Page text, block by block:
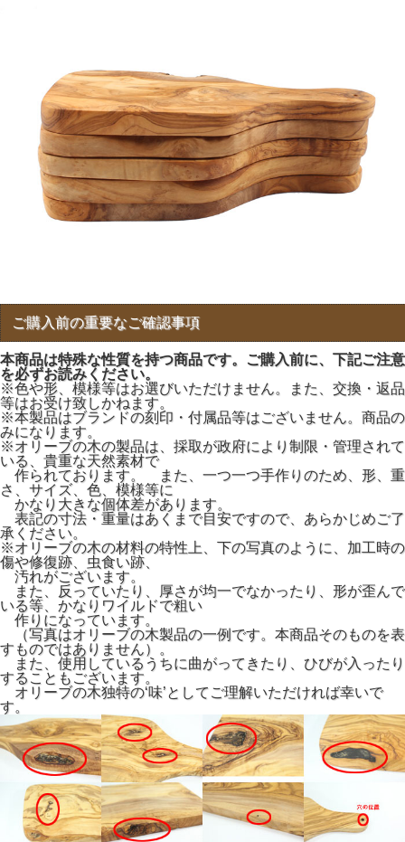
ご購入前の重要なご確認事項
本商品は特殊な性質を持つ商品です。ご購入前に、下記ご注意
を必ずお読みください。
※色や形、模様等はお選びいただけません。また、交換・返品
等はお受け致しかねます。
※本製品はブランドの刻印・付属品等はございません。商品の
みになります。
※オリーブの木の製品は、採取が政府により制限・管理されて
いる、貴重な天然素材で
作られております。 また、一つ一つ手作りのため、形、重
さ、サイズ、色、模様等に
かなり大きな個体差があります。
表記の寸法・重量はあくまで目安ですので、あらかじめご了
承ください。
※オリーブの木の材料の特性上、下の写真のように、加工時の
傷や修復跡、虫食い跡、
汚れがございます。
また、反っていたり、厚さが均一でなかったり、形が歪んで
いる等、かなりワイルドで粗い
作りになっています。
（写真はオリーブの木製品の一例です。本商品そのものを表
すものではありません）。
また、使用しているうちに曲がってきたり、ひびが入ったり
することもございます。
オリーブの木独特の‘味’としてご理解いただければ幸いで
す。